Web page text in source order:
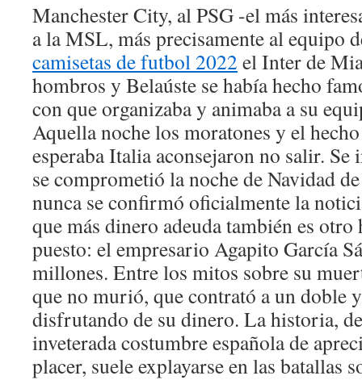
Manchester City, al PSG -el más
a la MSL, más precisamente al equipo
camisetas de futbol 2022 el Inter de
hombros y Belaúste se había hecho
con que organizaba y animaba a su
Aquella noche los moratones y el
esperaba Italia aconsejaron no salir.
se comprometió la noche de Navidad
nunca se confirmó oficialmente la
que más dinero adeuda también es
puesto: el empresario Agapito García
millones. Entre los mitos sobre su
que no murió, que contrató a un doble
disfrutando de su dinero. La historia,
inveterada costumbre española de
placer, suele explayarse en las batallas